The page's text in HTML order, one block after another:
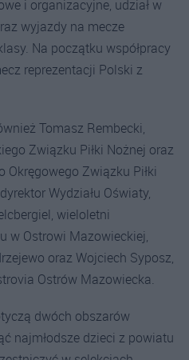
i organizacyjne, udział w
wyjazdy na mecze
Na początku współpracy
reprezentacji Polski z
Tomasz Rembecki,
Związku Piłki Nożnej oraz
Okręgowego Związku Piłki
Wydziału Oświaty,
wieloletni
w Ostrowi Mazowieckiej,
oraz Wojciech Syposz,
Ostrów Mazowiecka.
dwóch obszarów
najmłodsze dzieci z powiatu